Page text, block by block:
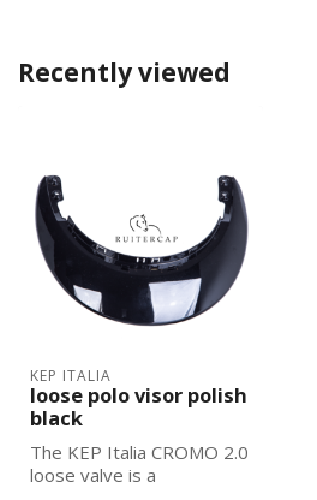
Recently viewed
KEP ITALIA
loose polo visor polish
black
The KEP Italia CROMO 2.0
loose valve is a